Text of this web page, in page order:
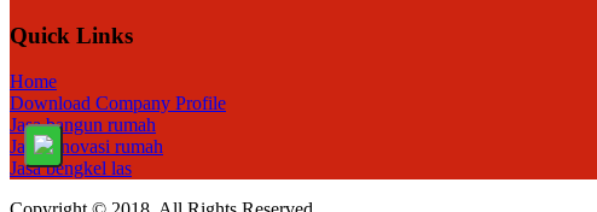
Quick Links
Home
Download Company Profile
Jasa bangun rumah
Jasa renovasi rumah
Jasa bengkel las